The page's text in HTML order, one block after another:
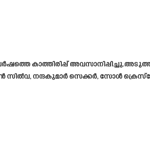
കാത്തിരിപ്പ്
സിൽവ, നന്ദകുമാർ സെക്കർ, സോൾ